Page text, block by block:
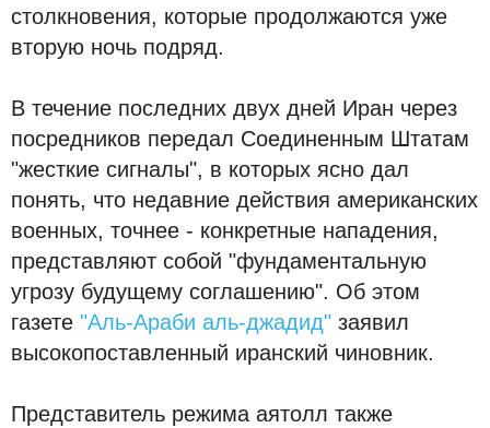
столкновения, которые продолжаются уже
вторую ночь подряд.
В течение последних двух дней Иран через
посредников передал Соединенным Штатам
"жесткие сигналы", в которых ясно дал
понять, что недавние действия американских
военных, точнее - конкретные нападения,
представляют собой "фундаментальную
угрозу будущему соглашению". Об этом
газете "Аль-Араби аль-джадид" заявил
высокопоставленный иранский чиновник.
Представитель режима аятолл также